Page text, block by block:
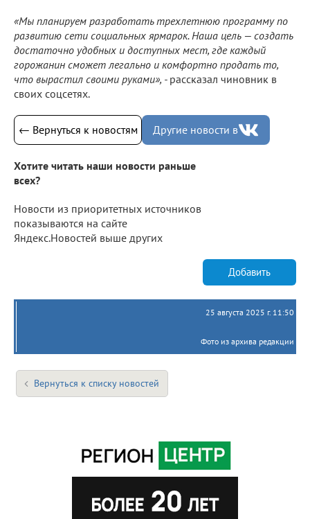
«Мы планируем разработать трехлетнюю программу по
развитию сети социальных ярмарок. Наша цель — создать
достаточно удобных и доступных мест, где каждый
горожанин сможет легально и комфортно продать то,
что вырастил своими руками», - рассказал чиновник в
своих соцсетях.
← Вернуться к новостям Другие новости в
Хотите читать наши новости раньше
всех?
Новости из приоритетных источников
показываются на сайте
Яндекс.Новостей выше других
Добавить
25 августа 2025 г. 11:50
Фото из архива редакции
Вернуться к списку новостей